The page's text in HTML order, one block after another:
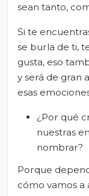
sean tanto,
Si te
se burla de ti,
gusta, eso
y será de gran
esas
¿Por qué
nuestras
nombrar?
Porque
cómo vamos a